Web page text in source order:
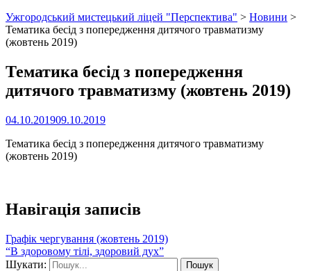
Ужгородський мистецький ліцей "Перспектива" > Новини >
Тематика бесід з попередження дитячого травматизму
(жовтень 2019)
Тематика бесід з попередження
дитячого травматизму (жовтень 2019)
04.10.201909.10.2019
Тематика бесід з попередження дитячого травматизму
(жовтень 2019)
Навігація записів
Графік чергування (жовтень 2019)
“В здоровому тілі, здоровий дух”
Шукати: